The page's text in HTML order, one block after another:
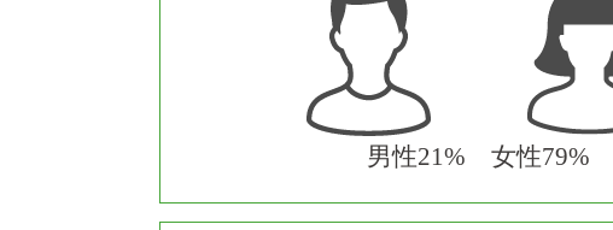
男性21% 女性79%